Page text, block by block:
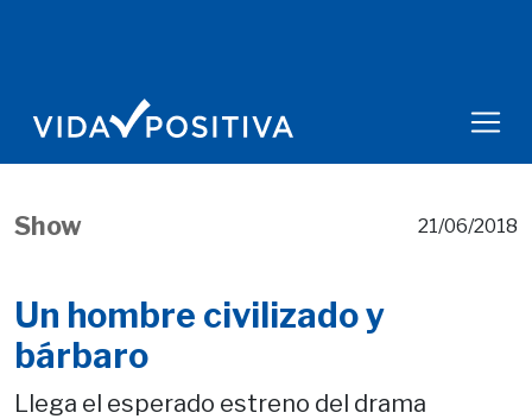
Show 21/06/2018
Un hombre civilizado y
bárbaro
Llega el esperado estreno del drama